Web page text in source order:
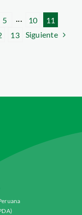
5 ··· 10
11
13 Siguiente